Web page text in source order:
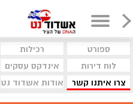
ספורט רכילות
לוח דירות
אינדקס עסקים
צרו איתנו קשר
אודות אשדוד נט